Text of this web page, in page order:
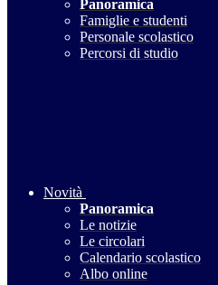
Panoramica
Famiglie e studenti
Personale scolastico
Percorsi di studio
Novità
Panoramica
Le notizie
Le circolari
Calendario scolastico
Albo online